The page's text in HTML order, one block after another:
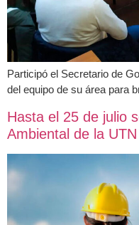
Participó el Secretario de
del equipo de su área para
Hasta el 25 de julio
Ambiental de la UTN